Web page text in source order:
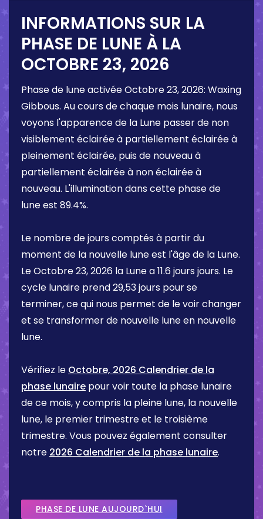
INFORMATIONS SUR LA
PHASE DE LUNE À LA
OCTOBRE 23, 2026
Phase de lune activéeOctobre 23, 2026: Waxing
Gibbous. Au cours de chaque mois lunaire, nous
voyons l'apparence de la Lune passer de non
visiblement éclairée à partiellement éclairée à
pleinement éclairée, puis de nouveau à
partiellement éclairée à non éclairée à
nouveau. L'illumination dans cette phase de
lune est 89.4%.
Le nombre de jours comptés à partir du
moment de la nouvelle lune est l'âge de la Lune.
LeOctobre 23, 2026 la Lune a11.6 jours jours. Le
cycle lunaire prend 29,53 jours pour se
terminer, ce qui nous permet de le voir changer
et se transformer de nouvelle lune en nouvelle
lune.
Vérifiez le Octobre, 2026 Calendrier de la
phase lunaire pour voir toute la phase lunaire
de ce mois, y compris la pleine lune, la nouvelle
lune, le premier trimestre et le troisième
trimestre. Vous pouvez également consulter
notre 2026 Calendrier de la phase lunaire.
PHASE DE LUNE AUJOURD`HUI